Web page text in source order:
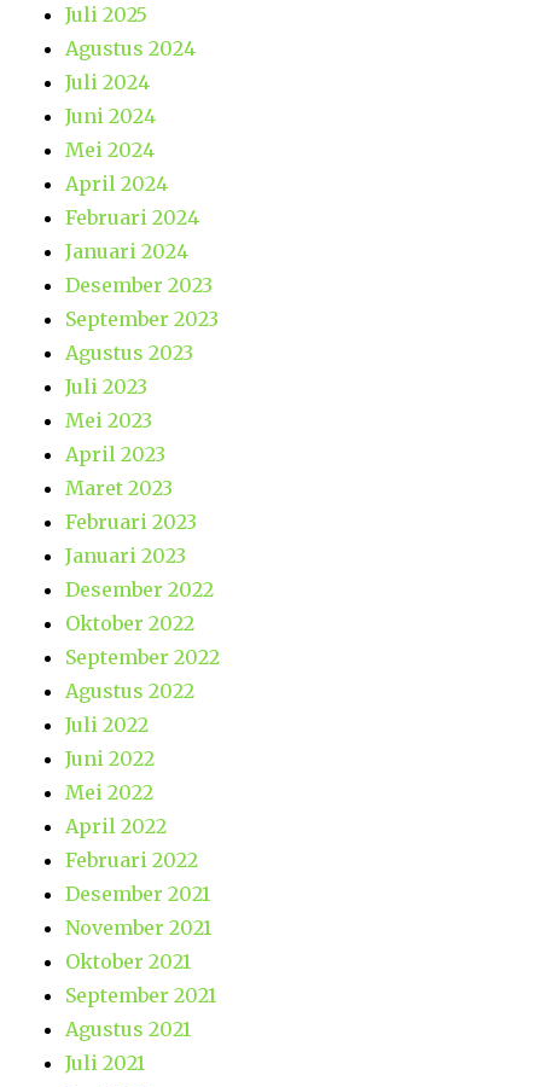
Juli 2025
Agustus 2024
Juli 2024
Juni 2024
Mei 2024
April 2024
Februari 2024
Januari 2024
Desember 2023
September 2023
Agustus 2023
Juli 2023
Mei 2023
April 2023
Maret 2023
Februari 2023
Januari 2023
Desember 2022
Oktober 2022
September 2022
Agustus 2022
Juli 2022
Juni 2022
Mei 2022
April 2022
Februari 2022
Desember 2021
November 2021
Oktober 2021
September 2021
Agustus 2021
Juli 2021